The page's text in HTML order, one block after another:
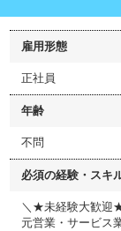
雇用形態
正社員
年齢
不問
必須の経験・スキ
＼★未経験大歓迎
元営業・サービス